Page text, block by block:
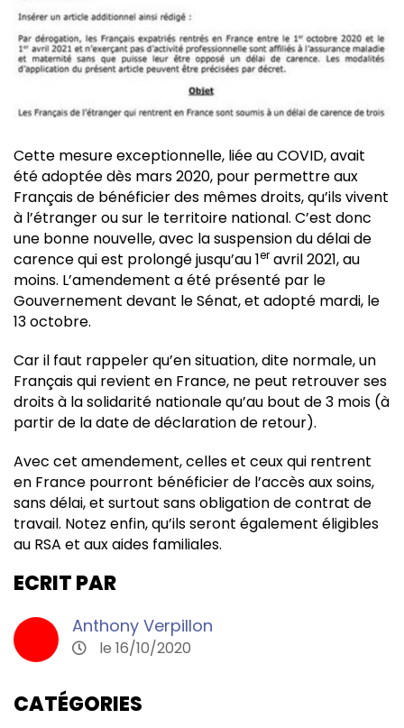
Cette mesure exceptionnelle, liée au COVID, avait
été adoptée dès mars 2020, pour permettre aux
Français de bénéficier des mêmes droits, qu’ils vivent
à l’étranger ou sur le territoire national. C’est donc
une bonne nouvelle, avec la suspension du délai de
carence qui est prolongé jusqu’au 1er avril 2021, au
moins. L’amendement a été présenté par le
Gouvernement devant le Sénat, et adopté mardi, le
13 octobre.
Car il faut rappeler qu’en situation, dite normale, un
Français qui revient en France, ne peut retrouver ses
droits à la solidarité nationale qu’au bout de 3 mois (à
partir de la date de déclaration de retour).
Avec cet amendement, celles et ceux qui rentrent
en France pourront bénéficier de l’accès aux soins,
sans délai, et surtout sans obligation de contrat de
travail. Notez enfin, qu’ils seront également éligibles
au RSA et aux aides familiales.
ECRIT PAR
Anthony Verpillon
le 16/10/2020
CATÉGORIES